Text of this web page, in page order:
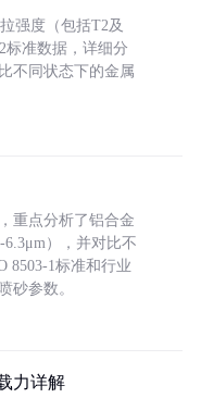
强度（包括T2及
标准数据，详细分
不同状态下的金属
重点分析了铝合金
6.3μm），并对比不
8503-1标准和行业
砂参数。
力详解